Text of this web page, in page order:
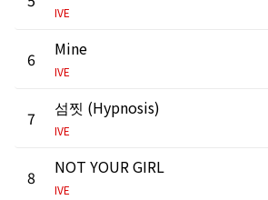
IVE
6 Mine
IVE
7 섬찟 (Hypnosis)
IVE
8 NOT YOUR GIRL
IVE